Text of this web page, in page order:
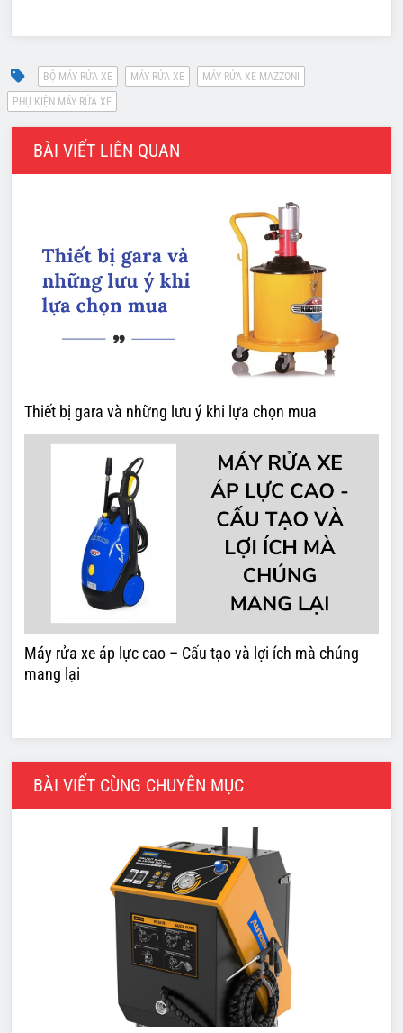
BÀI VIẾT LIÊN QUAN
Thiết bị gara và những lưu ý khi lựa chọn mua
Máy rửa xe áp lực cao – Cấu tạo và lợi ích mà chúng
mang lại
BÀI VIẾT CÙNG CHUYÊN MỤC